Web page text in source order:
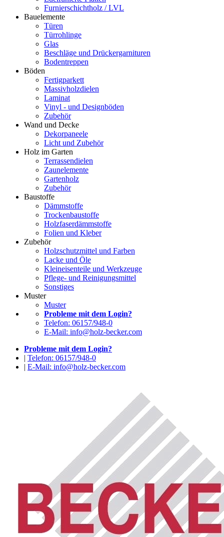
Furnierschichtholz / LVL
Bauelemente
Türen
Türrohlinge
Glas
Beschläge und Drückergarnituren
Bodentreppen
Böden
Fertigparkett
Massivholzdielen
Laminat
Vinyl - und Designböden
Zubehör
Wand und Decke
Dekorpaneele
Licht und Zubehör
Holz im Garten
Terrassendielen
Zaunelemente
Gartenholz
Zubehör
Baustoffe
Dämmstoffe
Trockenbaustoffe
Holzfaserdämmstoffe
Folien und Kleber
Zubehör
Holzschutzmittel und Farben
Lacke und Öle
Kleineisenteile und Werkzeuge
Pflege- und Reinigungsmittel
Sonstiges
Muster
Muster
Probleme mit dem Login?
Telefon: 06157/948-0
E-Mail: info@holz-becker.com
Probleme mit dem Login?
| Telefon: 06157/948-0
| E-Mail: info@holz-becker.com